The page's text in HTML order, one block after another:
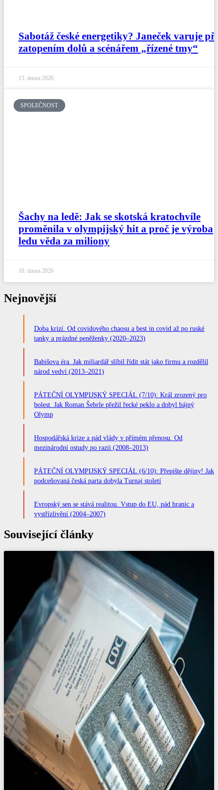
Sabotáž české energetiky? Janeček varuje
zatopením dolů a scénářem „řízené tmy“
13. února 2026
SPOLEČNOST
Šachy na ledě: Jak se skotská kratochvíle
proměnila v olympijský hit a proč je výroba
ledu věda za miliony
10. února 2026
Nejnovější
Doba krizí. Od covidového chaosu a best in covid až po ruské
tanky a prázdné peněženky (2020–2023)
Babišova éra. Jak miliardář slíbil řídit stát jako firmu a rozdělil
národ vedví (2013–2021)
PÁTEČNÍ OLYMPIJSKÝ SPECIÁL (7/10): Král zrozený pro
bolest. Jak Roman Šebrle přežil řecké peklo a dobyl bájný
Olymp
Hospodářská krize a pád vlády v přímém přenosu. Od
mezinárodní ostudy po razii (2008–2013)
PÁTEČNÍ OLYMPIJSKÝ SPECIÁL (6/10): Přepište dějiny! Jak
podceňovaná česká parta dobyla Turnaj století
Evropský sen se stává realitou. Vstup do EU, pád hranic a
vystřízlivění (2004–2007)
Související články